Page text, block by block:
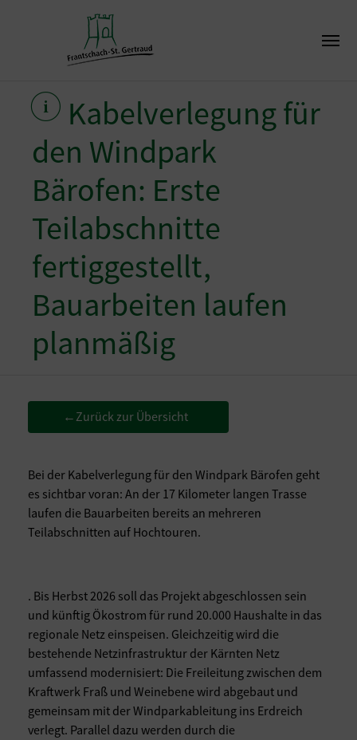
Kabelverlegung für
den Windpark
Bärofen: Erste
Teilabschnitte
fertiggestellt,
Bauarbeiten laufen
planmäßig
←Zurück zur Übersicht
Bei der Kabelverlegung für den Windpark Bärofen geht
es sichtbar voran: An der 17 Kilometer langen Trasse
laufen die Bauarbeiten bereits an mehreren
Teilabschnitten auf Hochtouren.
. Bis Herbst 2026 soll das Projekt abgeschlossen sein
und künftig Ökostrom für rund 20.000 Haushalte in das
regionale Netz einspeisen. Gleichzeitig wird die
bestehende Netzinfrastruktur der Kärnten Netz
umfassend modernisiert: Die Freileitung zwischen dem
Kraftwerk Fraß und Weinebene wird abgebaut und
gemeinsam mit der Windparkableitung ins Erdreich
verlegt. Parallel dazu werden durch die